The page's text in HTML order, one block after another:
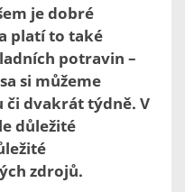
je dobré
platí to také
potravin –
si můžeme
dvakrát týdně. V
důležité
zdrojů.